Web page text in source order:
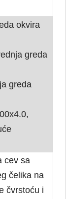
okvira
greda
greda
cev sa
čelika na
čvrstoću i